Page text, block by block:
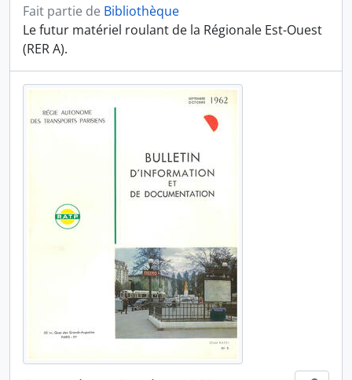
Fait partie de Bibliothèque
Le futur matériel roulant de la Régionale Est-Ouest
(RER A).